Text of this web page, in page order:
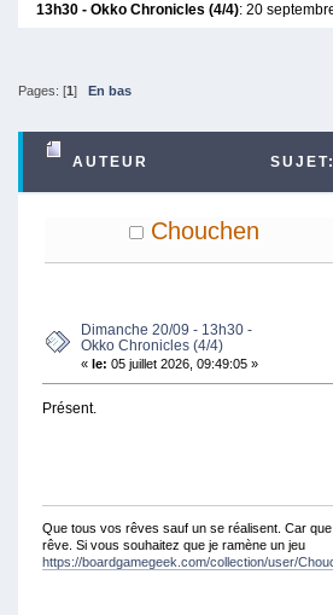
13h30 - Okko Chronicles (4/4): 20
Pages: [1] En bas
AUTEUR
- 13H30 - OKKO CHRONICLES
Chouchen
Dimanche 20/09 - 13h30 -
Okko Chronicles (4/4)
« le: 05 juillet 2026, 09:49:05 »
Présent.
Que tous vos rêves sauf un se réalisent. Car
rêve. Si vous souhaitez que je ramène un jeu
https://boardgamegeek.com/collection/user/